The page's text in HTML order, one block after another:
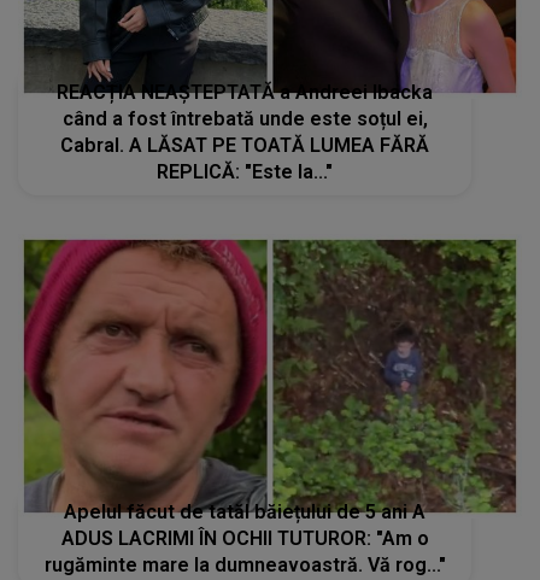
REACȚIA NEAȘTEPTATĂ a Andreei Ibacka
când a fost întrebată unde este soțul ei,
Cabral. A LĂSAT PE TOATĂ LUMEA FĂRĂ
REPLICĂ: "Este la..."
Apelul făcut de tatăl băiețului de 5 ani A
ADUS LACRIMI ÎN OCHII TUTUROR: "Am o
rugăminte mare la dumneavoastră. Vă rog..."